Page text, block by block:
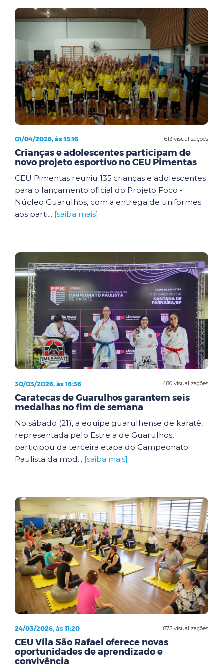
613 visualizações
01/04/2026, às 15:16
Crianças e adolescentes participam de
novo projeto esportivo no CEU Pimentas
CEU Pimentas reuniu 135 crianças e adolescentes
para o lançamento oficial do Projeto Foco -
Núcleo Guarulhos, com a entrega de uniformes
aos parti... [saiba mais]
480 visualizações
30/03/2026, às 16:36
Caratecas de Guarulhos garantem seis
medalhas no fim de semana
No sábado (21), a equipe guarulhense de karatê,
representada pelo Estrela de Guarulhos,
participou da terceira etapa do Campeonato
Paulista da mod... [saiba mais]
873 visualizações
24/03/2026, às 11:20
CEU Vila São Rafael oferece novas
oportunidades de aprendizado e
convivência